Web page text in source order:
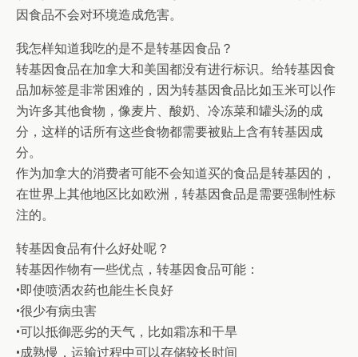
因食品不会对环境造成危害。
我怎样知道我吃的是不是转基因食品？
转基因食品在加拿大和美国都没有进行标识。给转基因食
品加标签是非常困难的，因为转基因食品比如玉米可以作
为许多其他食物，像麦片、酸奶、冷冻菜和罐头汤的成
分，这样的话所有这些食物都需要被贴上含有转基因成
分。
作为加拿大的消费者可能不会知道买的食品是转基因的，
在世界上其他地区比如欧洲，转基因食品是需要强制性标
注的。
转基因食品有什么好处呢？
转基因作物有一些优点，转基因食品可能：
•即使喷洒农药也能生长良好
•很少有病虫害
•可以抵御恶劣的天气，比如霜冻和干旱
•成熟慢，运输过程中可以存储较长时间